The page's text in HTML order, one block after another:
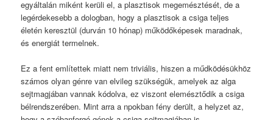
egyáltalán miként kerüli el, a plasztisok megemésztését, de a
legérdekesebb a dologban, hogy a plasztisok a csiga teljes
életén keresztül (durván 10 hónap) működőképesek maradnak,
és energiát termelnek.
Ez a fent említettek miatt nem triviális, hiszen a műdködésükhöz
számos olyan génre van elvileg szükségük, amelyek az alga
sejtmagjában vannak kódolva, ez viszont elemésztődik a csiga
bélrendszerében. Mint arra a npokban fény derült, a helyzet az,